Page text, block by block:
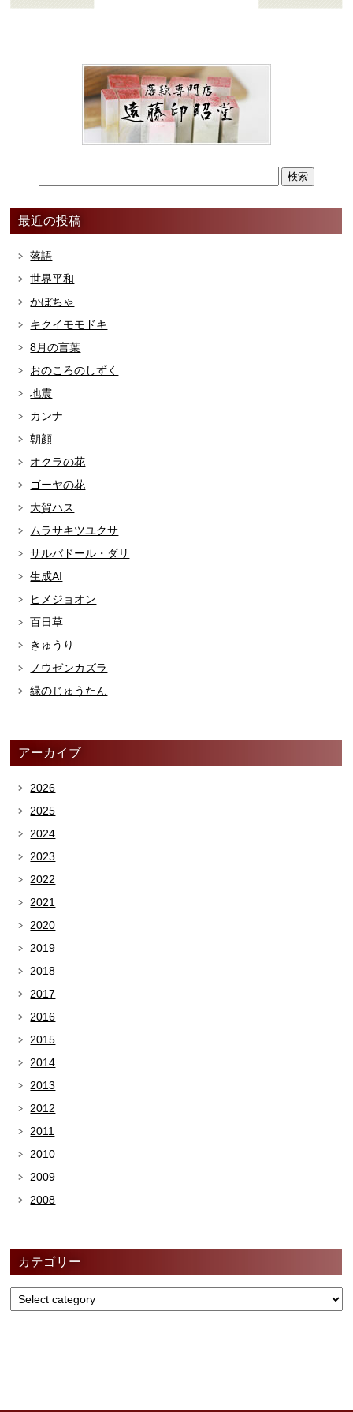
最近の投稿
落語
世界平和
かぼちゃ
キクイモモドキ
8月の言葉
おのころのしずく
地震
カンナ
朝顔
オクラの花
ゴーヤの花
大賀ハス
ムラサキツユクサ
サルバドール・ダリ
生成AI
ヒメジョオン
百日草
きゅうり
ノウゼンカズラ
緑のじゅうたん
アーカイブ
2026
2025
2024
2023
2022
2021
2020
2019
2018
2017
2016
2015
2014
2013
2012
2011
2010
2009
2008
カテゴリー